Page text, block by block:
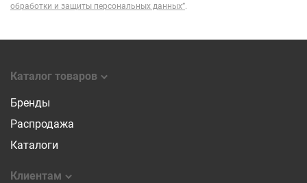
обработки и защиты персональных данных”
Каталог товаров
Бренды
Распродажа
Каталоги
Клиентам